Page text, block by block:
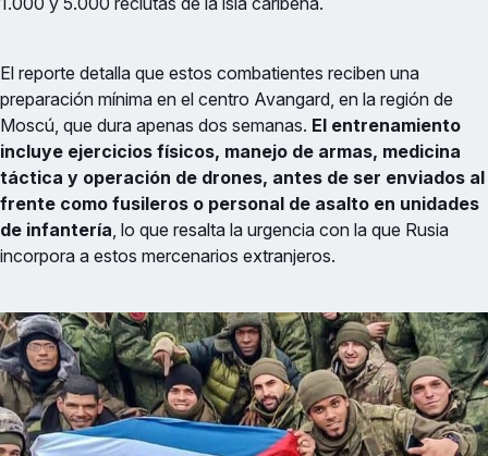
El reporte detalla que estos combatientes reciben una
preparación mínima en el centro Avangard, en la región de
Moscú, que dura apenas dos semanas. El entrenamiento
incluye ejercicios físicos, manejo de armas, medicina
táctica y operación de drones, antes de ser enviados al
frente como fusileros o personal de asalto en unidades
de infantería, lo que resalta la urgencia con la que Rusia
incorpora a estos mercenarios extranjeros.